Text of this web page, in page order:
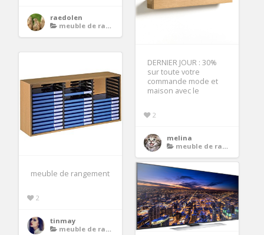
raedolen
meuble de rangement
DERNIER JOUR : 30%
sur toute votre
commande mode et
maison avec le
2
melina
meuble de rangement
meuble de rangement
2
tinmay
meuble de rangement